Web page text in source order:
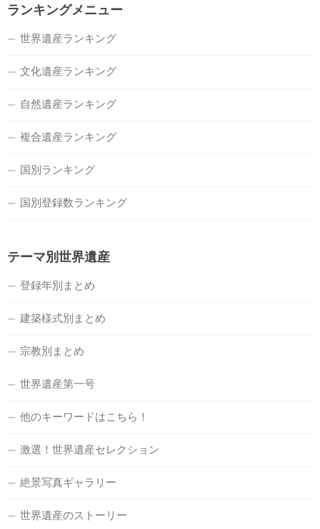
ランキングメニュー
世界遺産ランキング
文化遺産ランキング
自然遺産ランキング
複合遺産ランキング
国別ランキング
国別登録数ランキング
テーマ別世界遺産
登録年別まとめ
建築様式別まとめ
宗教別まとめ
世界遺産第一号
他のキーワードはこちら！
激選！世界遺産セレクション
絶景写真ギャラリー
世界遺産のストーリー